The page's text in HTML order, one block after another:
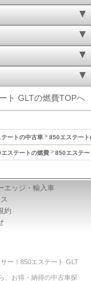
ト GLTの燃費TOPへ
ートの中古車 850エステー
ステートの燃費 850エステ
エッジ・輸入車
約
ー！850エステート GLT
、お得・納得の中古車探